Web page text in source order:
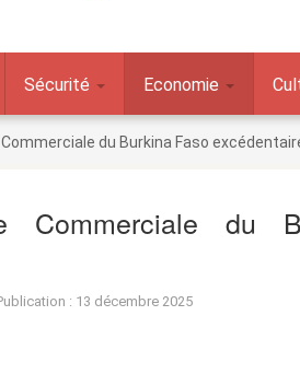
Sécurité Economie
du Burkina Faso
Commerciale du
: 13 décembre 2025